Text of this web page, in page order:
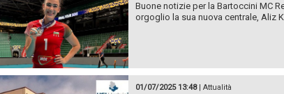
Buone notizie per la Bartoccini MC
orgoglio la sua nuova centrale, Aliz
01/07/2025 13:48| Attualità